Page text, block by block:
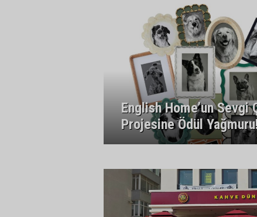
English Home’un
Projesine Ödül